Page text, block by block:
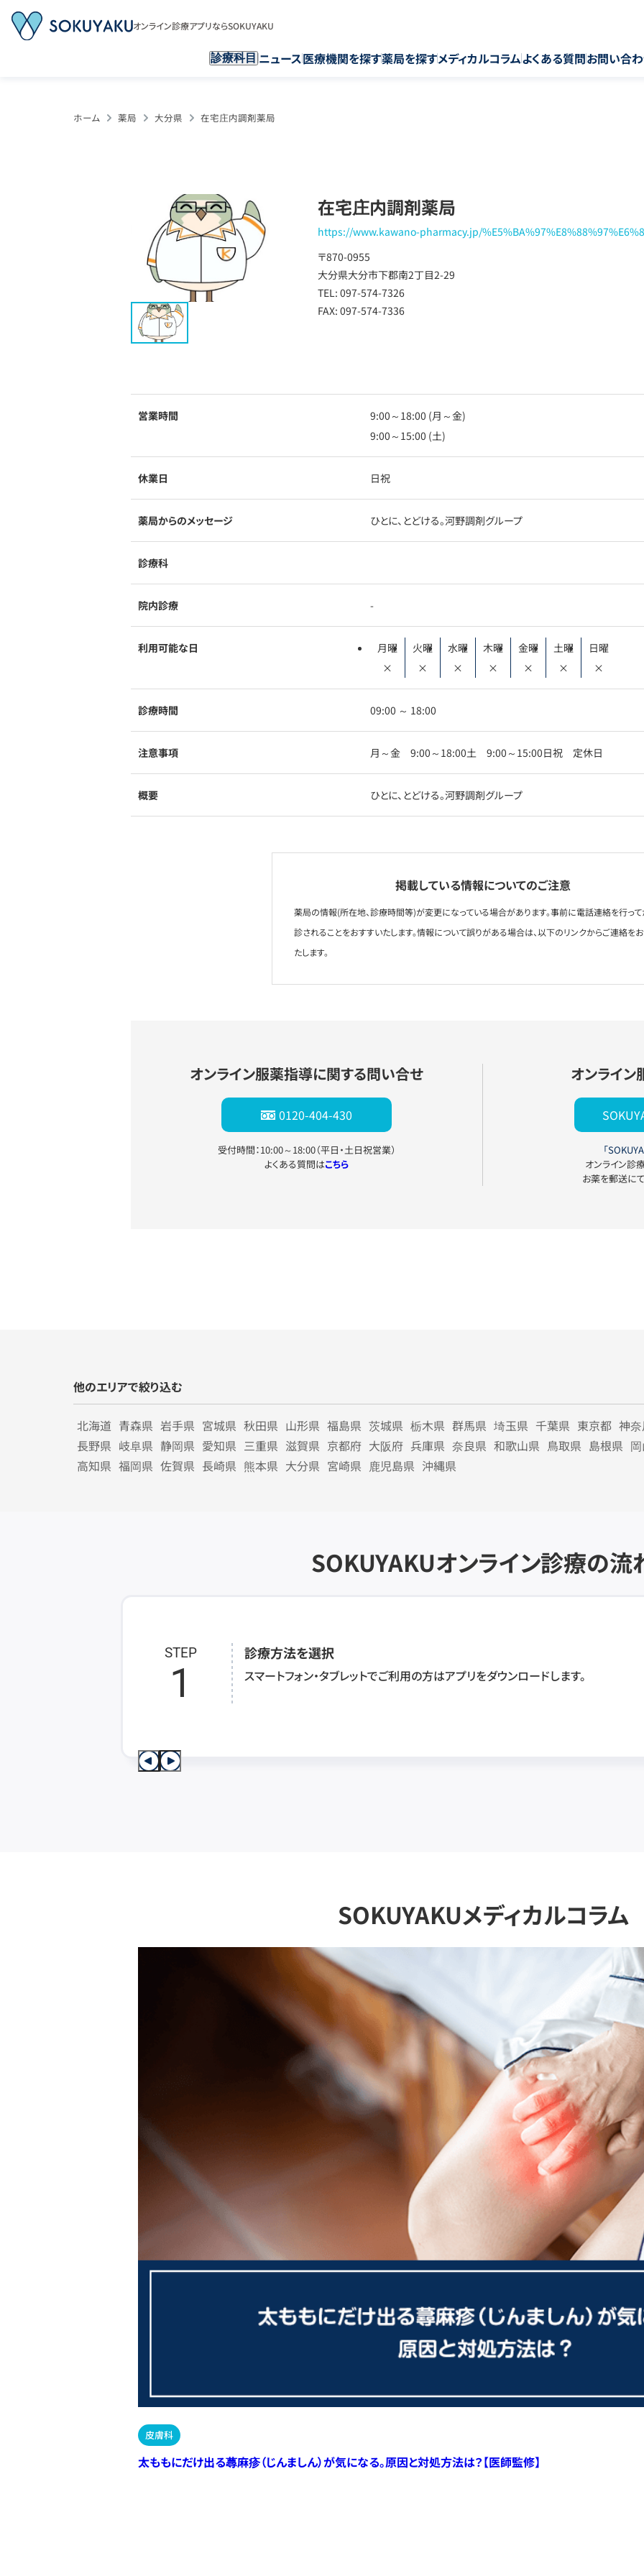
オンライン診療アプリならSOKUYAKU
診療科目 ニュース医療機関を探す薬局を探すメディカルコラムよくある質問お問い合
ホーム 薬局 大分県 在宅庄内調剤薬局
在宅庄内調剤薬局
https://www.kawano-pharmacy.jp/
〒870-0955
大分県大分市下郡南2丁目2-29
TEL: 097-574-7326
FAX: 097-574-7336
営業時間
9:00～18:00 (月～金)
9:00～15:00 (土)
休業日 日祝
薬局からのメッセージ ひとに、とどける。河野調剤グループ
診療科
院内診療 -
利用可能な日
月曜
×
火曜
×
水曜
×
木曜
×
金曜
×
土曜
×
日曜
×
診療時間 09:00 ～ 18:00
注意事項 月～金 9:00～18:00土 9:00～15:00日祝 定休日
概要 ひとに、とどける。河野調剤グループ
掲載している情報についてのご注意
薬局の情報(所在地、診療時間等)が変更になっている場合があります。事前に電話連絡を行っ
診されることをおすすいたします。情報について誤りがある場合は、以下のリンクからご連絡を
たします。
オンライン服薬指導に関する問い合せ
0120-404-430
受付時間：10:00～18:00（平日・土日祝営業）
よくある質問はこちら
オンライ
「
オンライン診
お薬を郵送に
他のエリアで絞り込む
北海道 青森県 岩手県 宮城県 秋田県 山形県 福島県 茨城県 栃木県 群馬県 埼玉県 千葉県 東京都 神
長野県 岐阜県 静岡県 愛知県 三重県 滋賀県 京都府 大阪府 兵庫県 奈良県 和歌山県 鳥取県 島根県
高知県 福岡県 佐賀県 長崎県 熊本県 大分県 宮崎県 鹿児島県 沖縄県
SOKUYAKUオンライン診療の流
STEP
1
診療方法を選択
スマートフォン・タブレットでご利用の方はアプリをダウンロードします。
SOKUYAKUメディカルコラム
皮膚科
太ももにだけ出る蕁麻疹（じんましん）が気になる。原因と対処方法は？【医師監修】